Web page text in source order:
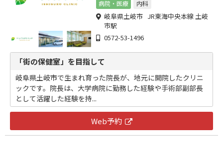
病院・医療 内科
岐阜県土岐市 JR東海中央本線 土岐
市駅
0572-53-1496
「街の保健室」を目指して
岐阜県土岐市で生まれ育った院長が、地元に開院したクリニ
ックです。院長は、大学病院に勤務した経験や手術部副部長
として活躍した経験を持...
Web予約